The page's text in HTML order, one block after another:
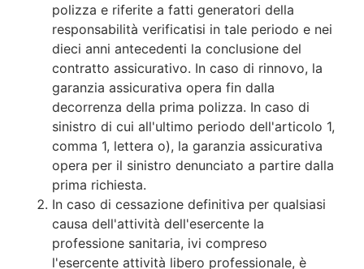
polizza e riferite a fatti generatori della
responsabilità verificatisi in tale periodo e nei
dieci anni antecedenti la conclusione del
contratto assicurativo. In caso di rinnovo, la
garanzia assicurativa opera fin dalla
decorrenza della prima polizza. In caso di
sinistro di cui all'ultimo periodo dell'articolo 1,
comma 1, lettera o), la garanzia assicurativa
opera per il sinistro denunciato a partire dalla
prima richiesta.
In caso di cessazione definitiva per qualsiasi
causa dell'attività dell'esercente la
professione sanitaria, ivi compreso
l'esercente attività libero professionale, è